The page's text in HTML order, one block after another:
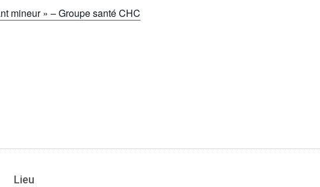
mineur » – Groupe santé CHC
Lieu